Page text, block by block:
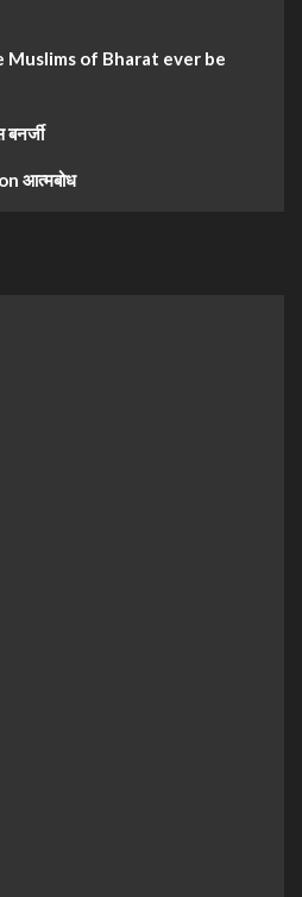
Muslims of Bharat ever be
बनर्जी
on आत्मबोध